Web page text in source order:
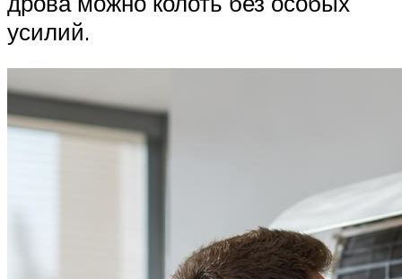
усилий.